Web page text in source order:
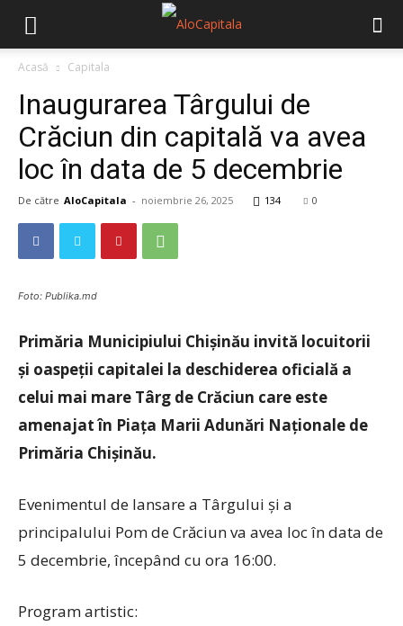
Acasă Capitala
Inaugurarea Târgului de
Crăciun din capitală va avea
loc în data de 5 decembrie
De către AloCapitala - noiembrie 26, 2025 134 0
Foto: Publika.md
Primăria Municipiului Chișinău invită locuitorii
și oaspeții capitalei la deschiderea oficială a
celui mai mare Târg de Crăciun care este
amenajat în Piața Marii Adunări Naționale de
Primăria Chișinău.
Evenimentul de lansare a Târgului și a
principalului Pom de Crăciun va avea loc în data de
5 decembrie, începând cu ora 16:00.
Program artistic: